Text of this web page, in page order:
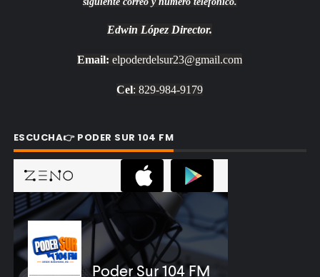
Edwin López Director.
Email: elpoderdelsur23@gmail.com
Cel: 829-984-9179
ESCUCHA👉 PODER SUR 104 FM